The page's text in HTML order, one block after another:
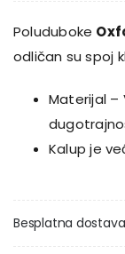
eva,
crne
količina
Poluduboke
odličan su spoj
Materijal –
Kalup je
Besplatna